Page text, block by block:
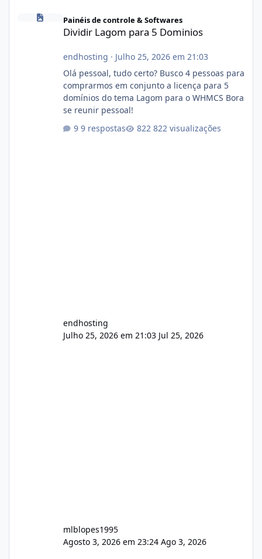
Dividir Lagom para 5 Dominios
Painéis de controle & Softwares
Dividir Lagom para 5 Dominios
endhosting · Julho 25, 2026 em 21:03
Olá pessoal, tudo certo? Busco 4 pessoas para
comprarmos em conjunto a licença para 5
domínios do tema Lagom para o WHMCS Bora
se reunir pessoal!
9 respostas
822 visualizações
endhosting
Julho 25, 2026 em 21:03 Jul 25, 2026
mlblopes1995
Agosto 3, 2026 em 23:24 Ago 3, 2026